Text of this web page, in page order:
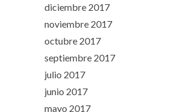
diciembre 2017
noviembre 2017
octubre 2017
septiembre 2017
julio 2017
junio 2017
mayo 2017